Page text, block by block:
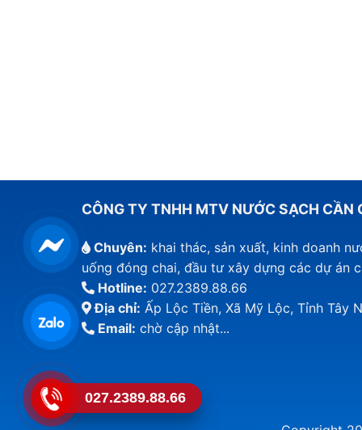
CÔNG TY TNHH MTV NƯỚC SẠCH CẦN
Chuyên: khai thác, sản xuất, kinh doanh
uống đóng chai, đầu tư xây dựng các dự án
Hotline: 027.2389.88.66
Địa chỉ: Ấp Lộc Tiền, Xã Mỹ Lộc, Tỉnh Tây
Email: chờ cập nhật...
027.2389.88.66